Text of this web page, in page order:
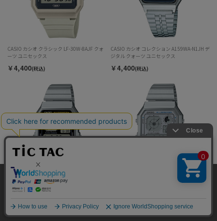
CASIO カシオ クラシック LF-30W-8AJF クォ
ーツ ユニセックス
￥4,400(税込)
CASIO カシオ コレクション A159WA-N1JH デ
ジタル クォーツ ユニセックス
￥4,400(税込)
CASIO CASIO CLASSIC A130WE-1AJF デジタ
￥8,800 (税込) ￥8,800(税込)
当サイトではサイトの利便性向上のため、クッキ
ー(cookie)を利用しています。サイトのクッキー
ー」をお読みください。